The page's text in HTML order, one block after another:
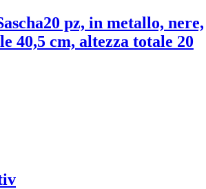
20 pz, in metallo, nere,
40,5 cm, altezza totale 20